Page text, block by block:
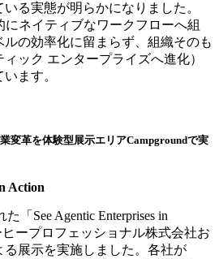
る実態が明らかになりました。
ネイティブなワークフローへ組
の効率化に留まらず、組織そのも
ック エンタープライズへ進化）
ます。
変革を体験型展示エリアCampgroundで実
Action
「See Agentic Enterprises in
ープロフェッショナル株式会社お
る展示を実施しました。各社が